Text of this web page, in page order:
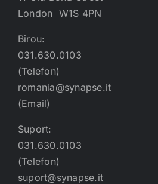
London W1S 4PN
Birou:
031.630.0103
(Telefon)
romania@synapse.it
(Email)
Suport:
031.630.0103
(Telefon)
suport@synapse.it